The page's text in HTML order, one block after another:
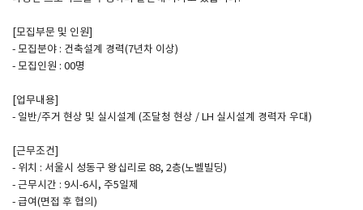
SPACE 소개
공지사항
기사문의
광고문의
[모집부문 및 인원]
- 모집분야 : 건축설계 경력(7년차 이상)
- 모집인원 : 00명
[업무내용]
- 일반/주거 현상 및 실시설계 (조달청 현상 / LH 실시설계 경력자 우대)
[근무조건]
- 위치 : 서울시 성동구 왕십리로 88, 2층(노벨빌딩)
- 근무시간 : 9시-6시, 주5일제
- 급여(면접 후 협의)